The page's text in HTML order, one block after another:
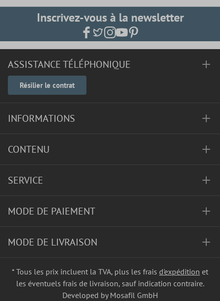
Inscrivez-vous à la newsletter
ASSISTANCE TÉLÉPHONIQUE
Résilier le contrat
INFORMATIONS
CONTENU
SERVICE
MODE DE PAIEMENT
MODE DE LIVRAISON
* Tous les prix incluent la TVA, plus les frais d'expédition et
les éventuels frais de livraison, sauf indication contraire.
Developed by Mosafil GmbH